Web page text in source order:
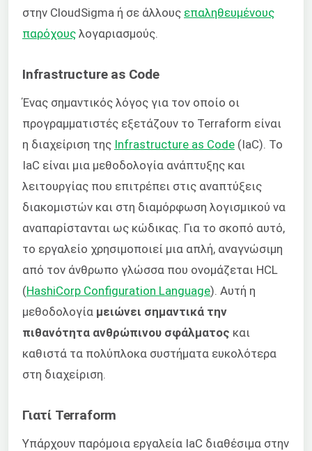
στην CloudSigma ή σε άλλους επαληθευμένους
παρόχους λογαριασμούς.
Infrastructure as Code
Ένας σημαντικός λόγος για τον οποίο οι
προγραμματιστές εξετάζουν το Terraform είναι
η διαχείριση της Infrastructure as Code (IaC). Το
IaC είναι μια μεθοδολογία ανάπτυξης και
λειτουργίας που επιτρέπει στις αναπτύξεις
διακομιστών και στη διαμόρφωση λογισμικού να
αναπαρίστανται ως κώδικας. Για το σκοπό αυτό,
το εργαλείο χρησιμοποιεί μια απλή, αναγνώσιμη
από τον άνθρωπο γλώσσα που ονομάζεται HCL
(HashiCorp Configuration Language). Αυτή η
μεθοδολογία μειώνει σημαντικά την
πιθανότητα ανθρώπινου σφάλματος και
καθιστά τα πολύπλοκα συστήματα ευκολότερα
στη διαχείριση.
Γιατί Terraform
Υπάρχουν παρόμοια εργαλεία IaC διαθέσιμα στην